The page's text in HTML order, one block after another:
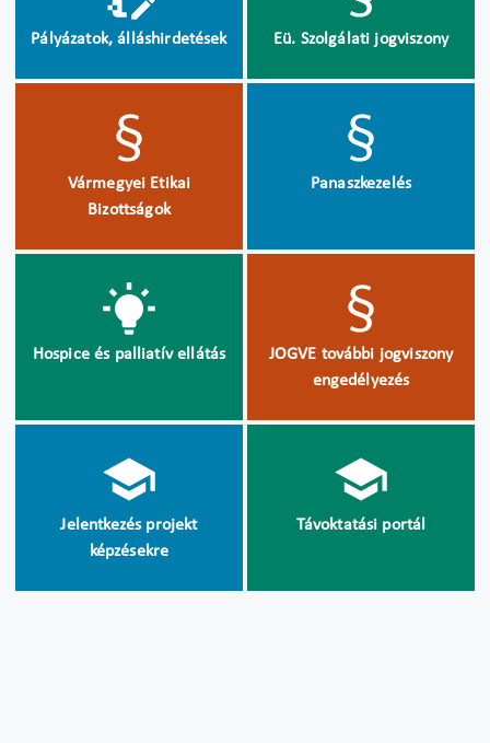
Pályázatok, álláshirdetések Eü. Szolgálati jogviszony
Vármegyei Etikai
Bizottságok
Panaszkezelés
Hospice és palliatív ellátás
JOGVE további jogviszony
engedélyezés
Jelentkezés projekt
képzésekre
Távoktatási portál